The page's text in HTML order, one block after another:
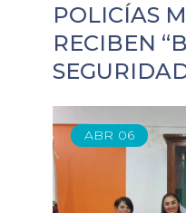
POLICÍAS
RECIBEN
ABR 06